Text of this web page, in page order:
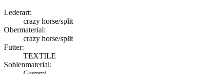
Lederart:
crazy horse/split
Obermaterial:
crazy horse/split
Futter:
TEXTILE
Sohlenmaterial: